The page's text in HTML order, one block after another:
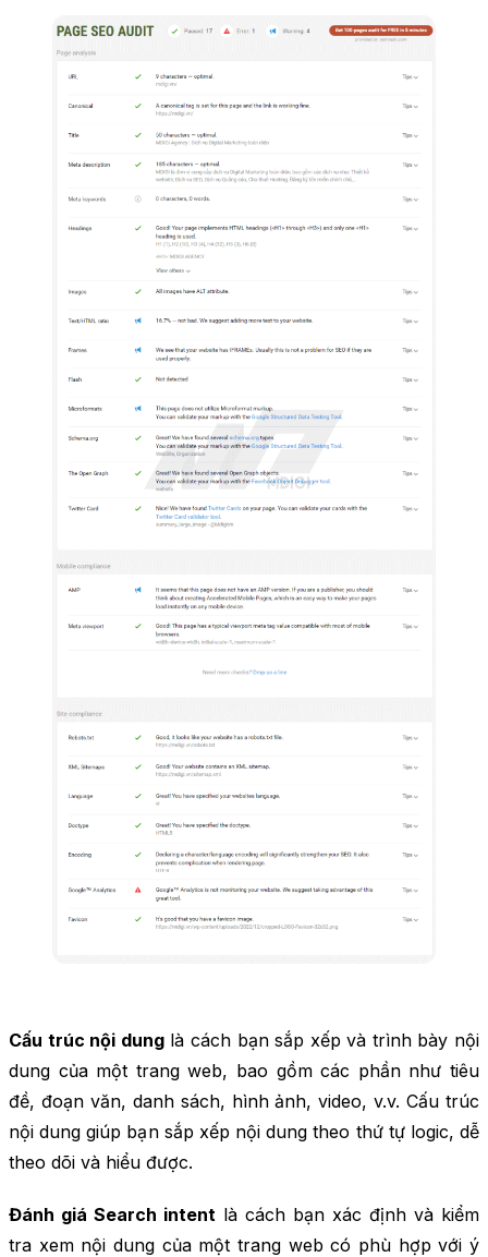
Cấu trúc nội dunglà cách bạn sắp xếp và trình bày nội
dung của một trang web, bao gồm các phần như tiêu
đề, đoạn văn, danh sách, hình ảnh, video, v.v. Cấu trúc
nội dung giúp bạn sắp xếp nội dung theo thứ tự logic, dễ
theo dõi và hiểu được.
Đánh giá Search intent là cách bạn xác định và kiểm
tra xem nội dung của một trang web có phù hợp với ý